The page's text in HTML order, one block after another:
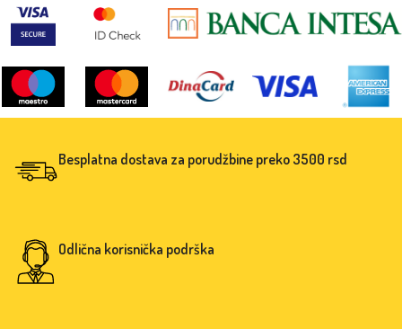
Besplatna dostava za porudžbine preko 3500 rsd
Odlična korisnička podrška